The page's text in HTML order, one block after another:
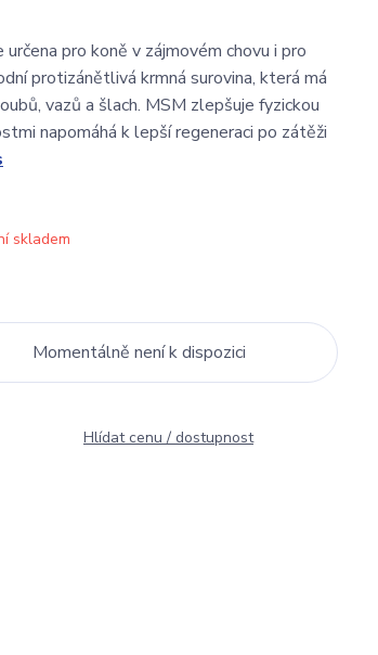
pro koně v zájmovém chovu i pro
protizánětlivá krmná surovina, která má
vazů a šlach. MSM zlepšuje fyzickou
napomáhá k lepší regeneraci po zátěži
skladem
Momentálně není k dispozici
Hlídat cenu / dostupnost